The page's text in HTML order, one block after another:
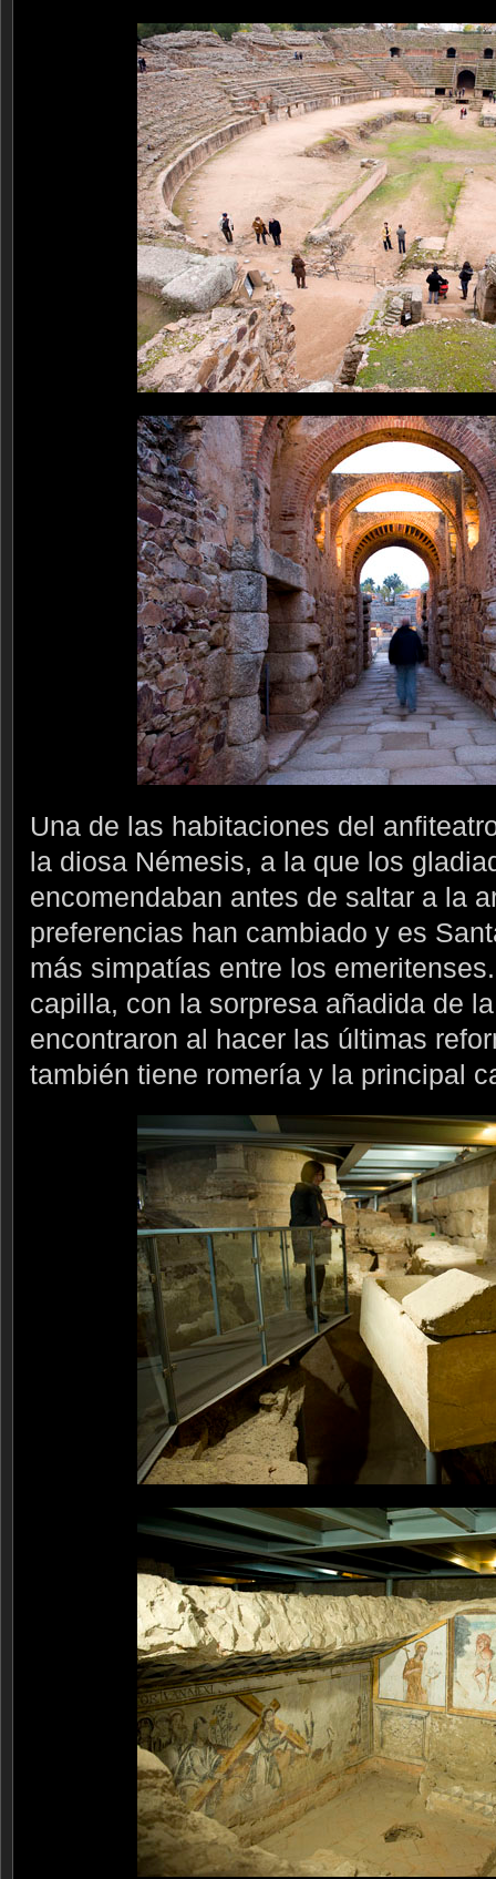
Una de las habitaciones del
la diosa Némesis, a la que los
encomendaban antes de saltar a la
preferencias han cambiado y es
más simpatías entre los
capilla, con la sorpresa añadida de
encontraron al hacer las últimas
también tiene romería y la principal